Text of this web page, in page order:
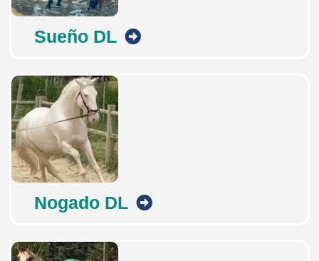
Sueño DL
Nogado DL